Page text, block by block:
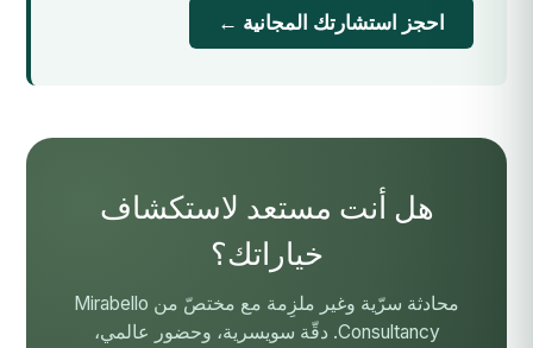
احجز استشارتك المجانية ←
هل أنت مستعد لاستكشاف
خياراتك؟
محادثة سرّية وغير ملزِمة مع مختصّ من Mirabello
Consultancy. دقّة سويسرية، وحضور عالمي،